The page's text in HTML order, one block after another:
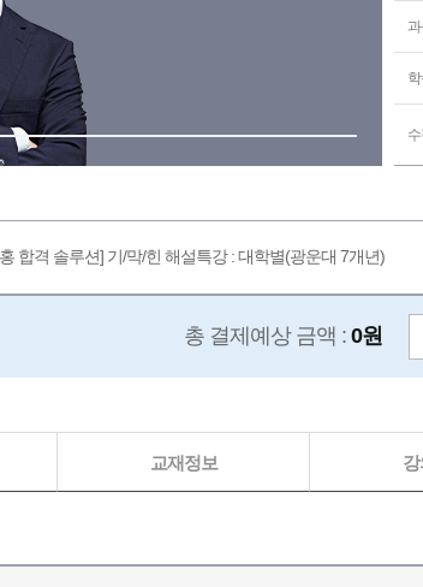
합격 솔루션] 기/막/힌 해설특강 : 대학별(광운대 7개년)
총 결제예상 금액 : 0원
교재정보